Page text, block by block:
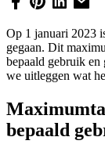
Op 1 januari 2023
gegaan. Dit
bepaald gebruik
we uitleggen wat
bepaald